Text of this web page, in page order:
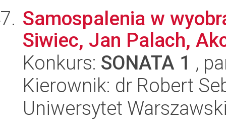
Samospalenia w
Siwiec, Jan Palach,
Konkurs: SONATA 1 ,
Kierownik: dr Robert
Uniwersytet